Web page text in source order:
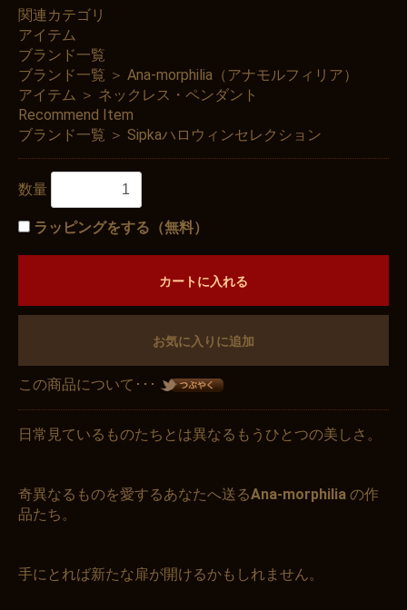
関連カテゴリ
アイテム
ブランド一覧
ブランド一覧 ＞ Ana-morphilia（アナモルフィリア）
アイテム ＞ ネックレス・ペンダント
Recommend Item
ブランド一覧 ＞ Sipkaハロウィンセレクション
数量
ラッピングをする（無料）
カートに入れる
お気に入りに追加
この商品について･･･
日常見ているものたちとは異なるもうひとつの美しさ。
奇異なるものを愛するあなたへ送るAna-morphilia の作
品たち。
手にとれば新たな扉が開けるかもしれません。